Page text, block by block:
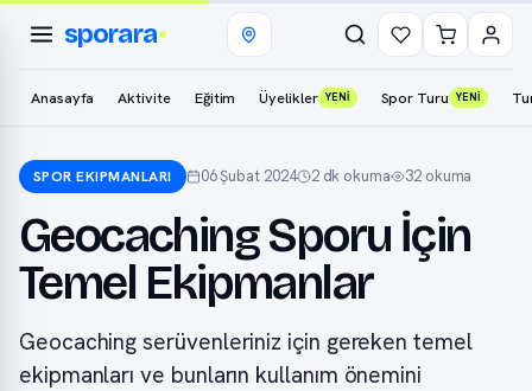
sporara
Anasayfa Aktivite Eğitim Üyelikler YENİ Spor Turu YENİ
SPOR EKIPMANLARI 06 Şubat 2024 2 dk okuma 32 okuma
Geocaching Sporu İçin
Temel Ekipmanlar
Geocaching serüvenleriniz için gereken temel
ekipmanları ve bunların kullanım önemini